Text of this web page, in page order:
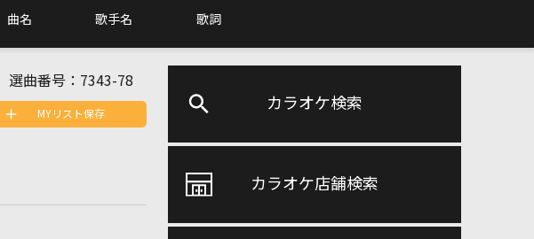
曲名 歌手名 歌詞
カラオケ検索
カラオケ店舗検索
選曲番号： 7343-78
MYリスト保存